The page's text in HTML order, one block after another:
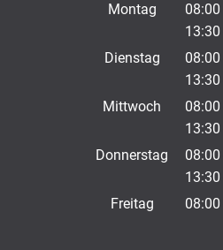
Montag 08:00
13:30
Dienstag 08:00
13:30
Mittwoch 08:00
13:30
Donnerstag 08:00
13:30
Freitag 08:00